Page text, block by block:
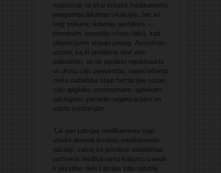
nodrošināt ne tikai kritisko medikamentu
pieejamību ārkārtas situācijās, bet arī
segt trūkumu ikdienas apstākļos –
piemēram, sezonālu vīrusu laikā, kad
pieprasījums strauju pieaug. Asociācija
uzsver, ka šī problēma skar visu
sabiedrību, un lai panāktu nepārtrauktu
un drošu zāļu pieejamību, nepieciešama
cieša sadarbība starp farmācijas nozari,
zāļu apgādes uzņēmumiem, aptiekām,
ražotājiem, pacientu organizācijām un
valsts institūcijām.
“Lai gan Latvijas medikamentu tirgū
izteikti dominē ārvalstu medikamentu
ražotāji, valstij kā primāros sadarbības
partnerus medikamentu krājumu izveidē
ir jāizvēlas tieši Latvijas zāļu ražotāji.